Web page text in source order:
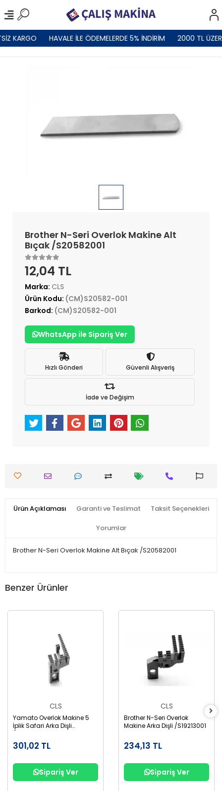
KARGO HAVALE İLE ÖDEMELERDE 5% İNDİRİM 2000 TL
Brother N-Seri Overlok Makine Alt
Bıçak /S20582001
12,04 TL
Marka: CLS
Ürün Kodu: (CM)S20582-001
Barkod: (CM)S20582-001
WhatsApp ile Sipariş Ver
Hızlı Gönderi Güvenli Alışveriş
İade ve Değişim
Ürün Açıklaması Garanti ve Teslimat Taksit Seçenekleri
Yorumlar
Brother N-Seri Overlok Makine Alt Bıçak /S20582001
Benzer Ürünler
CLS
Yamato Overlok Makine 5
İplik Safari Arka Dişli
/6209004
301,02 TL
Sipariş Ver
CLS
Brother N-Seri Overlok
Makine Arka Dişli /S19213001
234,13 TL
Sipariş Ver